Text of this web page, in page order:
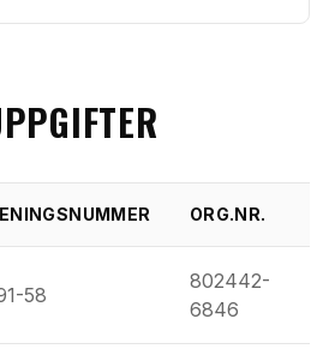
ORG.NR.
58
802442-
6846